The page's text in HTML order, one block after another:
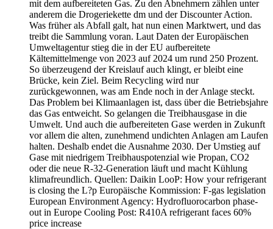
mit dem aufbereiteten Gas. Zu den Abnehmern zählen unter
anderem die Drogeriekette dm und der Discounter Action.
Was früher als Abfall galt, hat nun einen Marktwert, und das
treibt die Sammlung voran. Laut Daten der Europäischen
Umweltagentur stieg die in der EU aufbereitete
Kältemittelmenge von 2023 auf 2024 um rund 250 Prozent.
So überzeugend der Kreislauf auch klingt, er bleibt eine
Brücke, kein Ziel. Beim Recycling wird nur
zurückgewonnen, was am Ende noch in der Anlage steckt.
Das Problem bei Klimaanlagen ist, dass über die Betriebsjahre
das Gas entweicht. So gelangen die Treibhausgase in die
Umwelt. Und auch die aufbereiteten Gase werden in Zukunft
vor allem die alten, zunehmend undichten Anlagen am Laufen
halten. Deshalb endet die Ausnahme 2030. Der Umstieg auf
Gase mit niedrigem Treibhauspotenzial wie Propan, CO2
oder die neue R-32-Generation läuft und macht Kühlung
klimafreundlich. Quellen: Daikin LooP: How your refrigerant
is closing the L?p Europäische Kommission: F-gas legislation
European Environment Agency: Hydrofluorocarbon phase-
out in Europe Cooling Post: R410A refrigerant faces 60%
price increase